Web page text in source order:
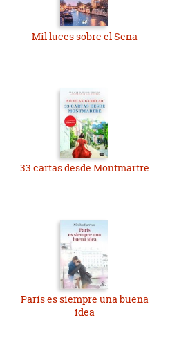
Mil luces sobre el Sena
33 cartas desde Montmartre
París es siempre una buena
idea